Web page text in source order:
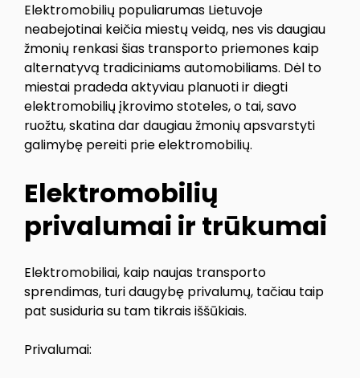
Elektromobilių populiarumas Lietuvoje
neabejotinai keičia miestų veidą, nes vis daugiau
žmonių renkasi šias transporto priemones kaip
alternatyvą tradiciniams automobiliams. Dėl to
miestai pradeda aktyviau planuoti ir diegti
elektromobilių įkrovimo stoteles, o tai, savo
ruožtu, skatina dar daugiau žmonių apsvarstyti
galimybę pereiti prie elektromobilių.
Elektromobilių
privalumai ir trūkumai
Elektromobiliai, kaip naujas transporto
sprendimas, turi daugybę privalumų, tačiau taip
pat susiduria su tam tikrais iššūkiais.
Privalumai: